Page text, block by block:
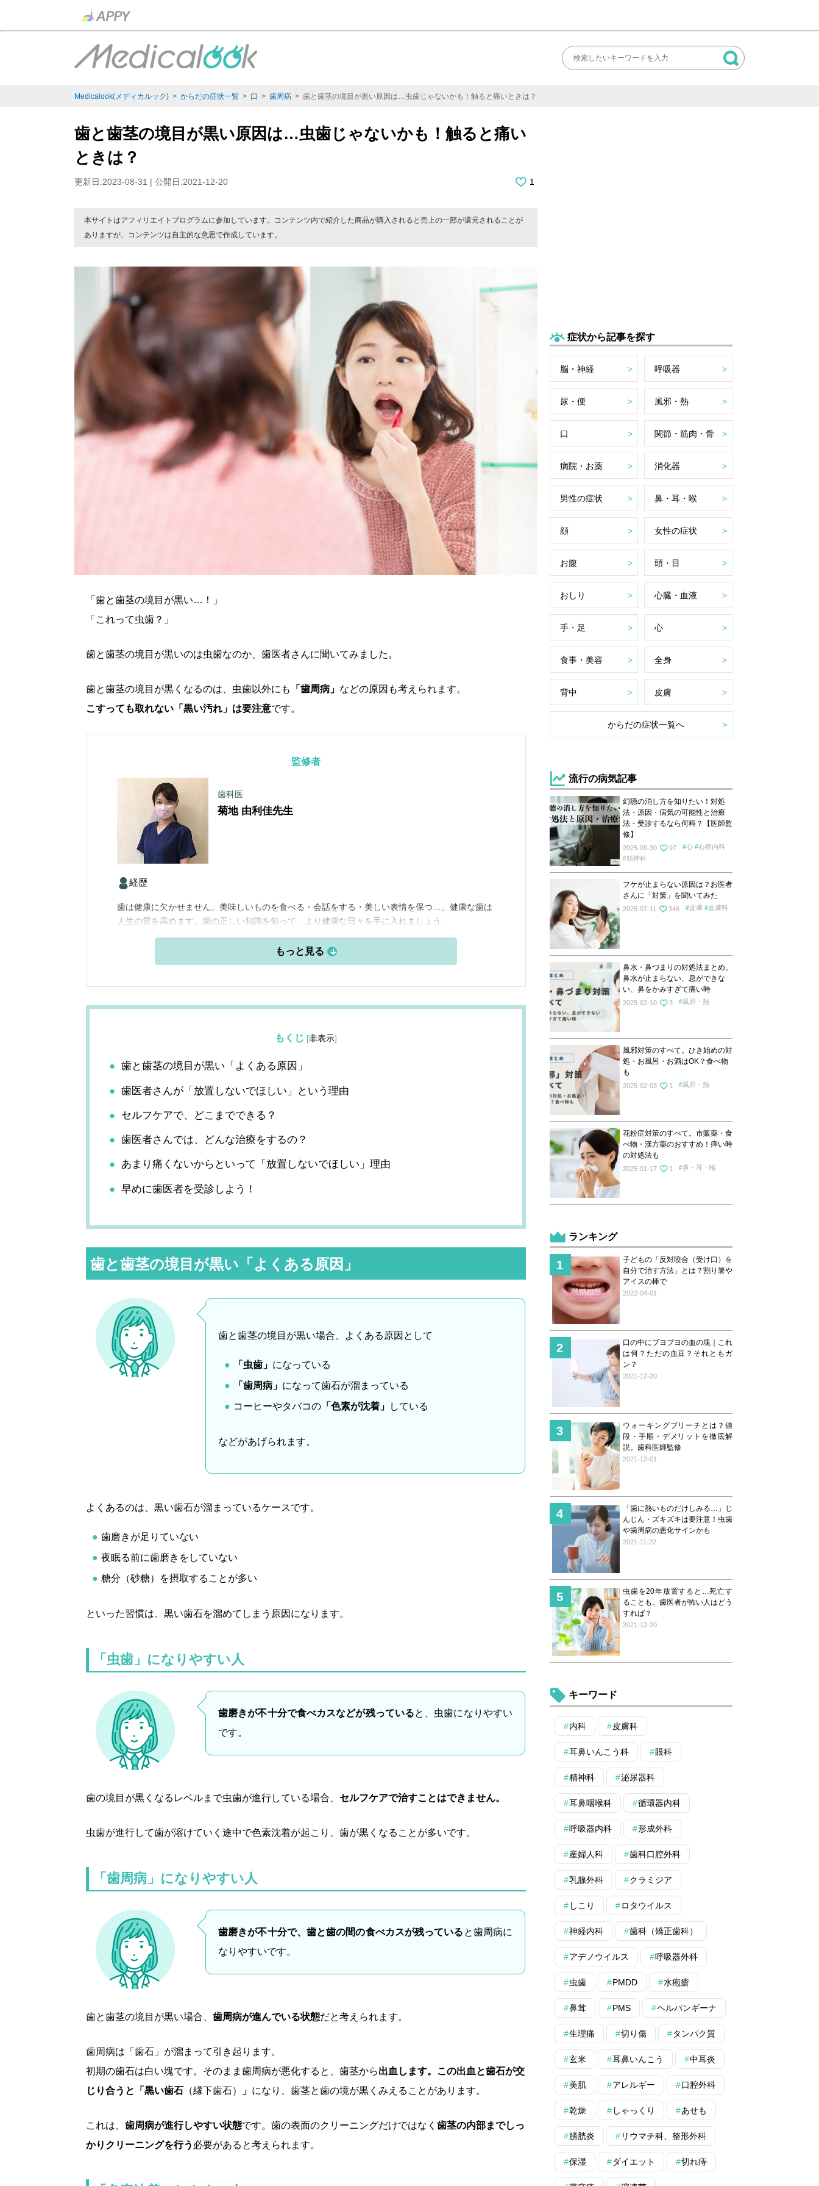
Medicalook(メディカルック) > からだの症状一覧 > 口 > 歯周病 > 歯と歯茎の境目が黒い原因は…虫歯じゃないかも！触ると痛いときは？
歯と歯茎の境目が黒い原因は…虫歯じゃないかも！触ると痛い
ときは？
更新日:2023-08-31 | 公開日:2021-12-20 1
本サイトはアフィリエイトプログラムに参加しています。コンテンツ内で紹介した商品が購入されると売上の一部が還元されることが
ありますが、コンテンツは自主的な意思で作成しています。
「歯と歯茎の境目が黒い…！」
「これって虫歯？」
歯と歯茎の境目が黒いのは虫歯なのか、歯医者さんに聞いてみました。
歯と歯茎の境目が黒くなるのは、虫歯以外にも 「歯周病」 などの原因も考えられます。
こすっても取れない「黒い汚れ」は要注意です。
監修者
歯科医
菊地 由利佳先生
経歴
歯は健康に欠かせません。美味しいものを食べる・会話をする・美しい表情を保つ…、健康な歯は
人生の質を高めます。歯の正しい知識を知って、より健康な日々を手に入れましょう。
もくじ [非表示]
歯と歯茎の境目が黒い「よくある原因」
歯医者さんが「放置しないでほしい」という理由
セルフケアで、どこまでできる？
歯医者さんでは、どんな治療をするの？
あまり痛くないからといって「放置しないでほしい」理由
早めに歯医者を受診しよう！
歯と歯茎の境目が黒い「よくある原因」
歯と歯茎の境目が黒い場合、よくある原因として
「虫歯」 になっている
「歯周病」 になって歯石が溜まっている
コーヒーやタバコの 「色素が沈着」 している
などがあげられます。
よくあるのは、黒い歯石が溜まっているケースです。
歯磨きが足りていない
夜眠る前に歯磨きをしていない
糖分（砂糖）を摂取することが多い
といった習慣は、黒い歯石を溜めてしまう原因になります。
「虫歯」になりやすい人
歯磨きが不十分で食べカスなどが残っていると、虫歯になりやすい
です。
歯の境目が黒くなるレベルまで虫歯が進行している場合、 セルフケアで治すことはできません。
虫歯が進行して歯が溶けていく途中で色素沈着が起こり、歯が黒くなることが多いです。
「歯周病」になりやすい人
歯磨きが不十分で、歯と歯の間の食べカスが残っている と歯周病に
なりやすいです。
歯と歯茎の境目が黒い場合、 歯周病が進んでいる状態だと考えられます。
歯周病は「歯石」が溜まって引き起ります。
初期の歯石は白い塊です。そのまま歯周病が悪化すると、歯茎から出血します。この出血と歯石が交
じり合うと「黒い歯石 （縁下歯石） 」 になり、歯茎と歯の境が黒くみえることがあります。
これは、 歯周病が進行しやすい状態です。歯の表面のクリーニングだけではなく 歯茎の内部までしっ
かりクリーニングを行う 必要があると考えられます。
症状から記事を探す
脳・神経 呼吸器
尿・便 風邪・熱
口 関節・筋肉・骨
病院・お薬 消化器
男性の症状 鼻・耳・喉
顔 女性の症状
お腹 頭・目
おしり 心臓・血液
手・足 心
食事・美容 全身
背中 皮膚
からだの症状一覧へ
流行の病気記事
幻聴の消し方を知りたい！対処
法・原因・病気の可能性と治療
法・受診するなら何科？【医師監
修】
2025-09-30 97 心
心療内科
精神科
フケが止まらない原因は？お医者
さんに「対策」を聞いてみた
2025-07-11 346 皮膚 皮膚科
鼻水・鼻づまりの対処法まとめ。
鼻水が止まらない、息ができな
い、鼻をかみすぎて痛い時
2025-02-10 3 風邪・熱
風邪対策のすべて。ひき始めの対
処・お風呂・お酒はOK？食べ物
も
2025-02-03 1 風邪・熱
花粉症対策のすべて。市販薬・食
べ物・漢方薬のおすすめ！痒い時
の対処法も
2025-01-17 1 鼻・耳・喉
ランキング
子どもの「反対咬合（受け口）を
自分で治す方法」とは？割り箸や
アイスの棒で
2022-04-01
口の中にブヨブヨの血の塊｜これ
は何？ただの血豆？それともガ
ン？
2021-12-20
ウォーキングブリーチとは？値
段・手順・デメリットを徹底解
説。歯科医師監修
2021-12-01
「歯に熱いものだけしみる…」じ
んじん・ズキズキは要注意！虫歯
や歯周病の悪化サインかも
2021-11-22
虫歯を20年放置すると…死亡す
ることも。歯医者が怖い人はどう
すれば？
2021-12-20
キーワード
内科 皮膚科
耳鼻いんこう科 眼科
精神科 泌尿器科
耳鼻咽喉科 循環器内科
呼吸器内科 形成外科
産婦人科 歯科口腔外科
乳腺外科 クラミジア
しこり ロタウイルス
神経内科 歯科（矯正歯科）
アデノウイルス 呼吸器外科
虫歯 PMDD 水疱瘡
鼻茸 PMS ヘルパンギーナ
生理痛 切り傷 タンパク質
玄米 耳鼻いんこう 中耳炎
美肌 アレルギー 口腔外科
乾燥 しゃっくり あせも
膀胱炎 リウマチ科、整形外科
保湿 ダイエット 切れ痔